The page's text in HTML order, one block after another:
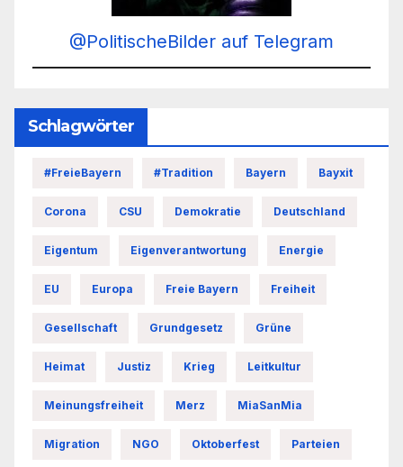
@PolitischeBilder auf Telegram
Schlagwörter
#FreieBayern #Tradition Bayern Bayxit
Corona CSU Demokratie Deutschland
Eigentum Eigenverantwortung Energie
EU Europa Freie Bayern Freiheit
Gesellschaft Grundgesetz Grüne
Heimat Justiz Krieg Leitkultur
Meinungsfreiheit Merz MiaSanMia
Migration NGO Oktoberfest Parteien